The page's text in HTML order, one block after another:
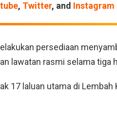
, Twitter, and Instagram
persediaan
lawatan rasmi selama tiga
17 laluan utama di